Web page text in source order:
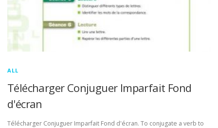
ALL
Télécharger Conjuguer Imparfait Fond
d'écran
Télécharger Conjuguer Imparfait Fond d'écran. To conjugate a verb to